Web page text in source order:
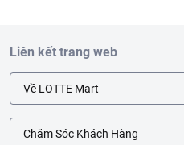
Liên kết trang web
Về LOTTE Mart
Chăm Sóc Khách Hàng